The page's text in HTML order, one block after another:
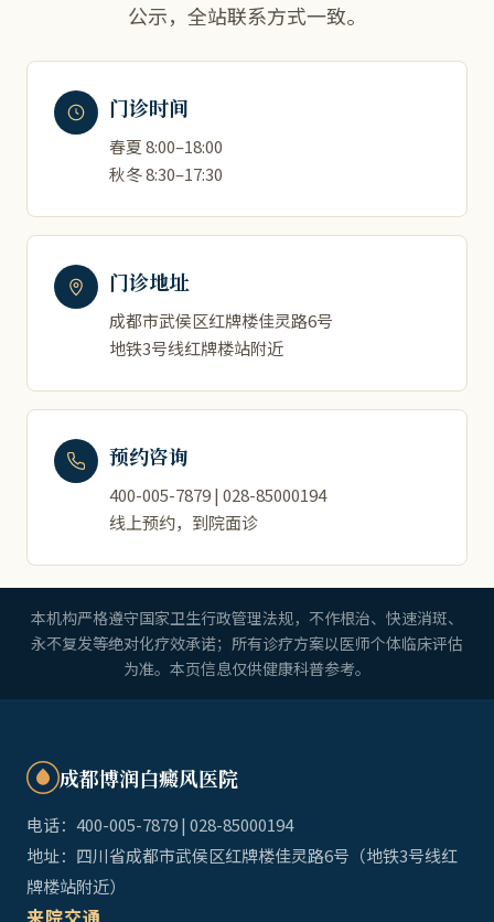
公示，全站联系方式一致。
门诊时间
春夏 8:00–18:00
秋冬 8:30–17:30
门诊地址
成都市武侯区红牌楼佳灵路6号
地铁3号线红牌楼站附近
预约咨询
400-005-7879 | 028-85000194
线上预约，到院面诊
本机构严格遵守国家卫生行政管理法规，不作根治、快速消斑、
永不复发等绝对化疗效承诺；所有诊疗方案以医师个体临床评估
为准。本页信息仅供健康科普参考。
成都博润白癜风医院
电话：400-005-7879 | 028-85000194
地址：四川省成都市武侯区红牌楼佳灵路6号（地铁3号线红
牌楼站附近）
来院交通